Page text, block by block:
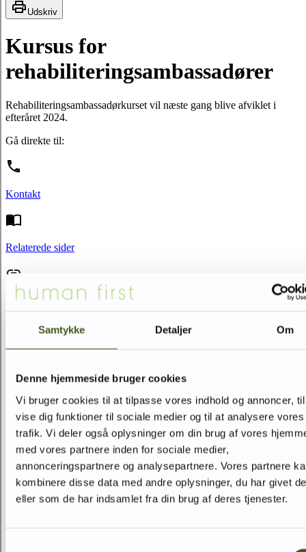
Samtykke Detaljer Om
Denne hjemmeside bruger cookies
Vi bruger cookies til at tilpasse vores indhold og annoncer,
vise dig funktioner til sociale medier og til at analysere vores
trafik. Vi deler også oplysninger om din brug af vores
med vores partnere inden for sociale medier,
annonceringspartnere og analysepartnere. Vores partnere
kombinere disse data med andre oplysninger, du har givet
eller som de har indsamlet fra din brug af deres tjenester.
Udskriv
Kursus for
rehabiliteringsambassadører
Rehabiliteringsambassadørkurset vil næste gang blive afviklet i
efteråret 2024.
Gå direkte til:
Kontakt
Relaterede sider
Nyttige links
TILMELDING:Der åbnes for tilmelding ultimo april 2024.
Hør mere om kurset i nedenstående video.